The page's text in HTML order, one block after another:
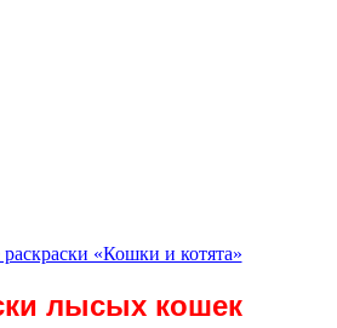
«Кошки и котята»
лысых кошек